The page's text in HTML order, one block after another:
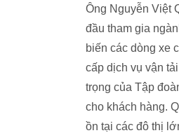
Ông Nguyễn Việt
đầu tham gia
biến các dòng xe
cấp dịch vụ vận
trọng của Tập
cho khách hàng.
ồn tại các đô thị